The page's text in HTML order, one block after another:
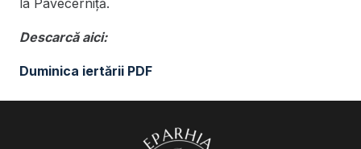
la Pavecerniță.
Descarcă aici:
Duminica iertării PDF